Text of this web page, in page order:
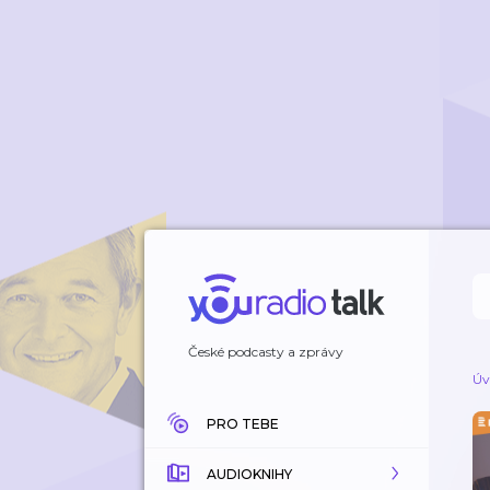
České podcasty a zprávy
PRO TEBE
AUDIOKNIHY